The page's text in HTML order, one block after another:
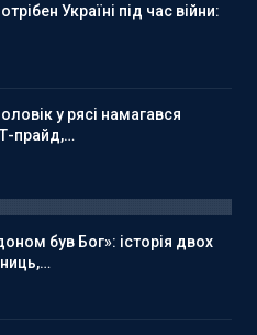
Україні під час війни:
у рясі намагався
прайд,…
був Бог»: історія двох